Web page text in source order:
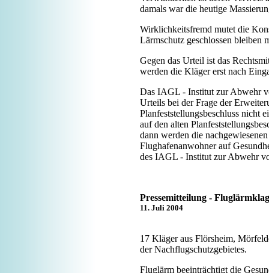
damals war die heutige
Wirklichkeitsfremd mutet die
Lärmschutz geschlossen bleiben
Gegen das Urteil ist das
werden die Kläger erst nach
Das IAGL - Institut zur Abwehr
Urteils bei der Frage der
Planfeststellungsbeschluss nicht
auf den alten
dann werden die
Flughafenanwohner auf
des IAGL - Institut zur Abwehr
Pressemitteilung -
11. Juli 2004
17 Kläger aus Flörsheim,
der Nachflugschutzgebietes.
Fluglärm beeinträchtigt die